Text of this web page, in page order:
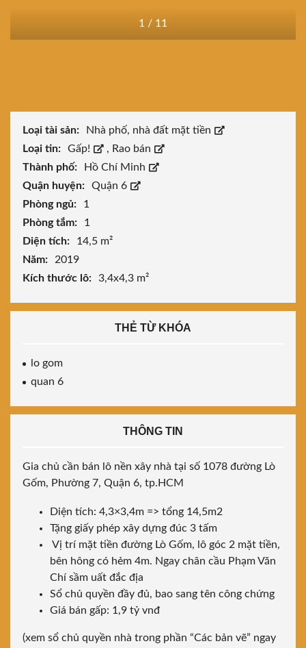
1 / 11
Loại tài sản:
Nhà phố, nhà đất mặt tiền
Loại tin:
Gấp! , Rao bán
Thành phố:
Hồ Chí Minh
Quận huyện:
Quận 6
Phòng ngủ:
1
Phòng tắm:
1
Diện tích:
14,5 m²
Năm:
2019
Kích thước lô:
3,4x4,3 m²
THẺ TỪ KHÓA
lo gom
quan 6
THÔNG TIN
Gia chủ cần bán lô nền xây nhà tại số 1078 đường Lò
Gốm, Phường 7, Quận 6, tp.HCM
Diện tích: 4,3×3,4m => tổng 14,5m2
Tặng giấy phép xây dựng đúc 3 tấm
Vị trí mặt tiền đường Lò Gốm, lô góc 2 mặt tiền,
bên hông có hẻm 4m. Ngay chân cầu Phạm Văn
Chí sầm uất đắc địa
Sổ chủ quyền đầy đủ, bao sang tên công chứng
Giá bán gấp: 1,9 tỷ vnđ
(xem sổ chủ quyền nhà trong phần “Các bản vẽ” ngay